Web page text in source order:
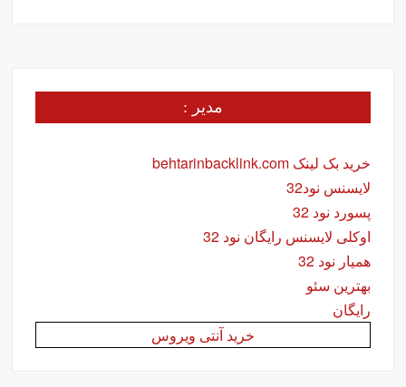
مدیر :
خرید بک لینک behtarinbacklink.com
لایسنس نود32
پسورد نود 32
اوکلی لایسنس رایگان نود 32
همیار نود 32
بهترین سئو
رایگان
خرید آنتی ویروس